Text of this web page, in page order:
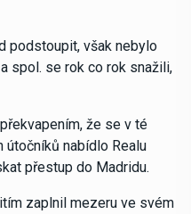
podstoupit, však nebylo
spol. se rok co rok snažili,
že se v té
nabídlo Realu
přestup do Madridu.
zaplnil mezeru ve svém